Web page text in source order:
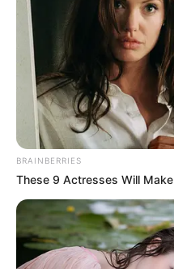
BRAINBERRIES
These 9 Actresses Will